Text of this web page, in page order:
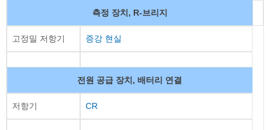
측정 장치, R-브리지
고정밀 저항기 증강 현실
전원 공급 장치, 배터리 연결
저항기 CR